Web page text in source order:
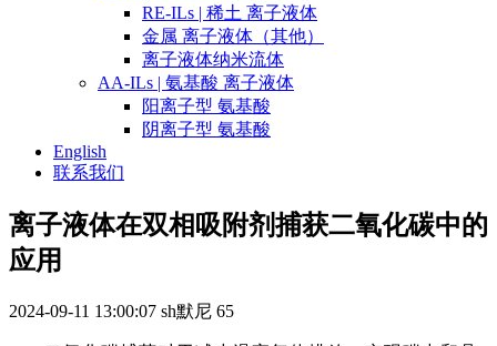
RE-ILs | 稀土 离子液体
金属 离子液体（其他）
离子液体纳米流体
AA-ILs | 氨基酸 离子液体
阳离子型 氨基酸
阴离子型 氨基酸
English
联系我们
离子液体在双相吸附剂捕获二氧化碳中的
应用
2024-09-11 13:00:07 sh默尼 65